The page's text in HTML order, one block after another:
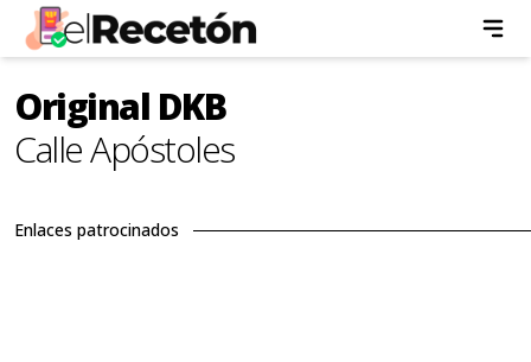
Original DKB
Calle Apóstoles
Enlaces patrocinados